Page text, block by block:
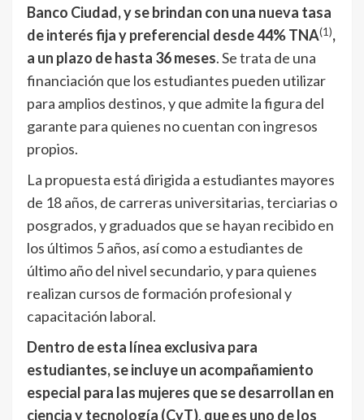
Banco Ciudad, y se brindan con una nueva tasa
de interés fija y preferencial desde 44% TNA(1),
a un plazo de hasta 36 meses. Se trata de una
financiación que los estudiantes pueden utilizar
para amplios destinos, y que admite la figura del
garante para quienes no cuentan con ingresos
propios.
La propuesta está dirigida a estudiantes mayores
de 18 años, de carreras universitarias, terciarias o
posgrados, y graduados que se hayan recibido en
los últimos 5 años, así como a estudiantes de
último año del nivel secundario, y para quienes
realizan cursos de formación profesional y
capacitación laboral.
Dentro de esta línea exclusiva para
estudiantes, se incluye un acompañamiento
especial para las mujeres que se desarrollan en
ciencia y tecnología (CyT), que es uno de los